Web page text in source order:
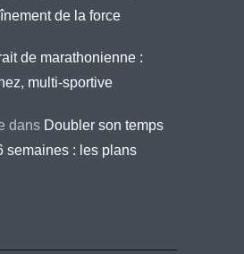
de la force
de marathonienne :
multi-sportive
dans Doubler son temps
semaines : les plans